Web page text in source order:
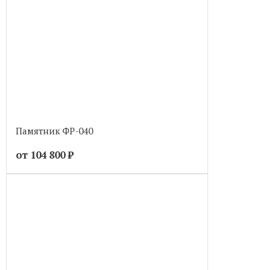
Памятник ФР-040
от 104 800₽